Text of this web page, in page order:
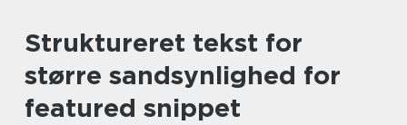
Struktureret tekst for
større sandsynlighed for
featured snippet